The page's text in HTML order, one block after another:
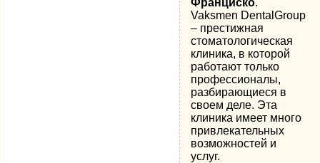
Франциско.
Vaksmen DentalGroup
– престижная
стоматологическая
клиника, в которой
работают только
профессионалы,
разбирающиеся в
своем деле. Эта
клиника имеет много
привлекательных
возможностей и
услуг.